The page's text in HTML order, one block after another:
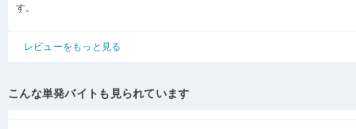
す。
レビューをもっと見る
こんな単発バイトも見られています